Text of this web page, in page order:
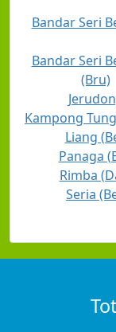
Bandar Seri
Bandar Seri
(Bru)
Kampong
Liang
Panaga
Rimba
Seria